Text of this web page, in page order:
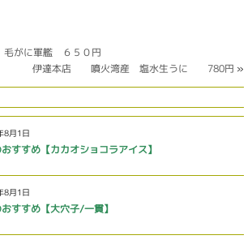
がに軍艦 ６５０円
伊達本店 噴火湾産 塩水生うに 780円 »
8月1日
すすめ【カカオショコラアイス】
8月1日
すすめ【大穴子/一貫】